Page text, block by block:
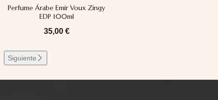
Perfume Árabe Emir Voux Zingy
EDP 100ml
35,00 €
Siguiente